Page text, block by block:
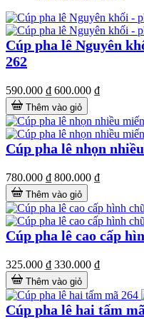
Cúp pha lê Nguyên
262
590.000 ₫ 600.000 ₫
Thêm vào giỏ
Cúp pha lê nhọn
780.000 ₫ 800.000 ₫
Thêm vào giỏ
Cúp pha lê cao cấp
325.000 ₫ 330.000 ₫
Thêm vào giỏ
Cúp pha lê hai tấm